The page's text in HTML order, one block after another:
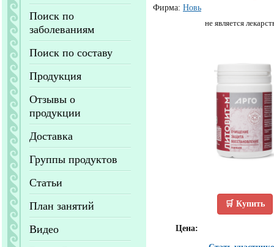
Поиск по
заболеваниям
Поиск по составу
Продукция
Отзывы о
продукции
Доставка
Группы продуктов
Статьи
План занятий
Видео
Фирма: Новь
не является
🛒 Купить
Цена: